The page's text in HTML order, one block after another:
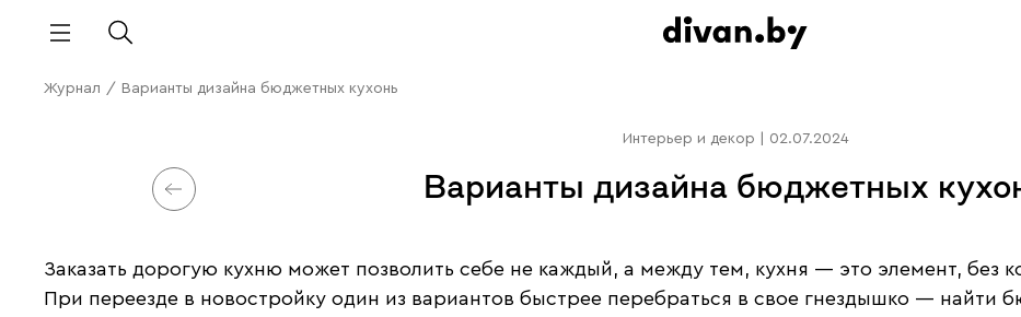
Журнал / Варианты дизайна бюджетных кухонь
Интерьер и декор 02.07.2024
Варианты дизайна бюджетных
Заказать дорогую кухню может позволить себе не каждый, а между тем, кухня — это элемент, без
При переезде в новостройку один из вариантов быстрее перебраться в свое гнездышко — найти